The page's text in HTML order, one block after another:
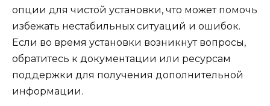
опции для чистой установки, что может помочь
избежать нестабильных ситуаций и ошибок.
Если во время установки возникнут вопросы,
обратитесь к документации или ресурсам
поддержки для получения дополнительной
информации.